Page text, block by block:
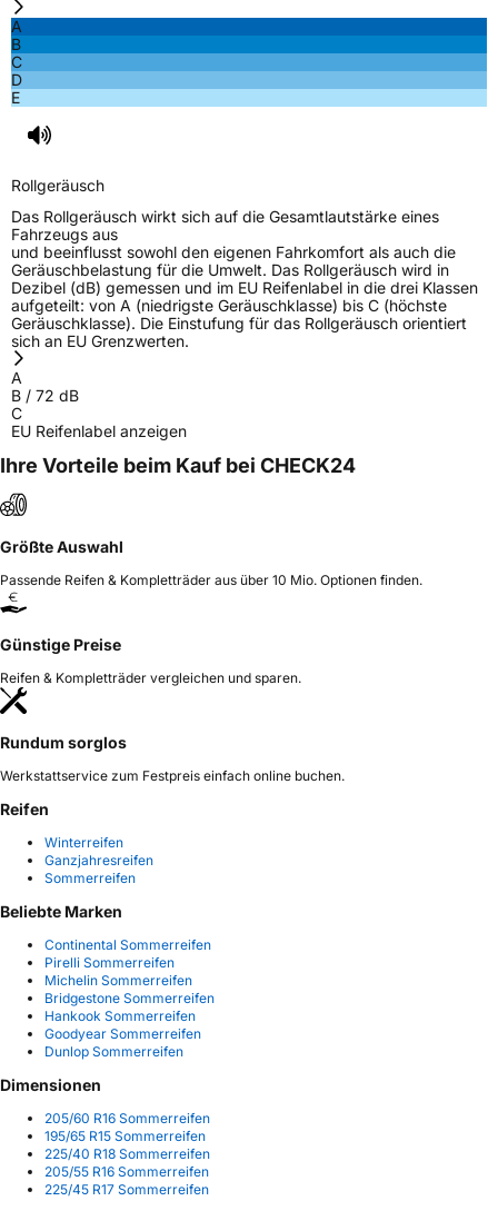
A
B
C
D
E
Rollgeräusch
Das Rollgeräusch wirkt sich auf die Gesamtlautstärke eines
Fahrzeugs aus
und beeinflusst sowohl den eigenen Fahrkomfort als auch die
Geräuschbelastung für die Umwelt. Das Rollgeräusch wird in
Dezibel (dB) gemessen und im EU Reifenlabel in die drei Klassen
aufgeteilt: von A (niedrigste Geräuschklasse) bis C (höchste
Geräuschklasse). Die Einstufung für das Rollgeräusch orientiert
sich an EU Grenzwerten.
A
B / 72 dB
C
EU Reifenlabel anzeigen
Ihre Vorteile beim Kauf bei CHECK24
Größte Auswahl
Passende Reifen & Kompletträder aus über 10 Mio. Optionen finden.
Günstige Preise
Reifen & Kompletträder vergleichen und sparen.
Rundum sorglos
Werkstattservice zum Festpreis einfach online buchen.
Reifen
Winterreifen
Ganzjahresreifen
Sommerreifen
Beliebte Marken
Continental Sommerreifen
Pirelli Sommerreifen
Michelin Sommerreifen
Bridgestone Sommerreifen
Hankook Sommerreifen
Goodyear Sommerreifen
Dunlop Sommerreifen
Dimensionen
205/60 R16 Sommerreifen
195/65 R15 Sommerreifen
225/40 R18 Sommerreifen
205/55 R16 Sommerreifen
225/45 R17 Sommerreifen